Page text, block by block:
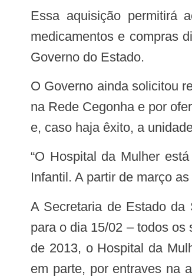
Essa aquisição permitirá ao hospital ter independência financeira para serviços de manutenção, reparação, aquisição de
medicamentos e compras
Governo do Estado.
O Governo ainda solicitou recursos do MS no valor de R$ 4 milhões a mais para o Hospital em função da unidade estar inserida
na Rede Cegonha e por
e, caso haja êxito, a
“O Hospital da Mulher está equivalente ao hospital Santa Catarina para o Estado, no que diz respeito a assistência Materno
Infantil. A partir de março
A Secretaria de Estado da Saúde Pública (Sesap) garantiu também que após a abertura do Orçamento do Estado – prevista
para o dia 15/02 – todos
de 2013, o Hospital da
em parte, por entraves na